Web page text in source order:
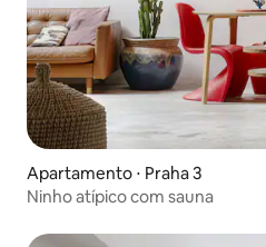
Apartamento ⋅ Praha 3
Ninho atípico com sauna